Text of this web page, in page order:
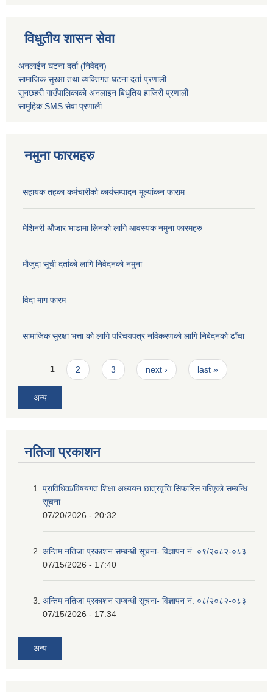
विधुतीय शासन सेवा
अनलाईन घटना दर्ता (निवेदन)
सामाजिक सुरक्षा तथा व्यक्तिगत घटना दर्ताप्रणाली
सुनछहरी गाउँपालिकाको अनलाइन बिधुतिय हाजिरी प्रणाली
सामुहिकSMS सेवाप्रणाली
नमुना फारमहरु
सहायक तहका कर्मचारीको कार्यसम्पादन मूल्यांकन फाराम
मेशिनरी औजार भाडामा लिनको लागि आवस्यक नमुना फारमहरु
मौजुदा सूची दर्ताको लागि निवेदनको नमुना
विदा माग फारम
सामाजिक सुरक्षा भत्ता को लागि परिचयपत्र नविकरणको लागि निबेदनको ढाँचा
Pages
1 2 3 next › last »
अन्य
नतिजा प्रकाशन
प्राविधिक/विषयगत शिक्षा अध्ययन छात्रवृत्ति सिफारिस गरिएकाे सम्बन्धि
सूचना
07/20/2026 - 20:32
अन्तिम नतिजा प्रकाशन सम्बन्धी सूचना- विज्ञापन नं. ०९/२०८२-०८३
07/15/2026 - 17:40
अन्तिम नतिजा प्रकाशन सम्बन्धी सूचना- विज्ञापन नं. ०८/२०८२-०८३
07/15/2026 - 17:34
अन्य